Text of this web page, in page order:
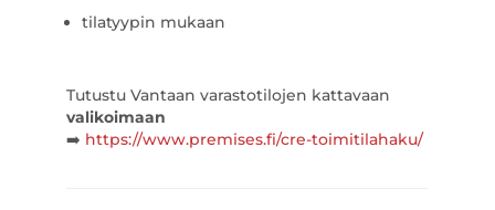
tilatyypin mukaan
Tutustu Vantaan varastotilojen kattavaan
valikoimaan
➡️ https://www.premises.fi/cre-toimitilahaku/